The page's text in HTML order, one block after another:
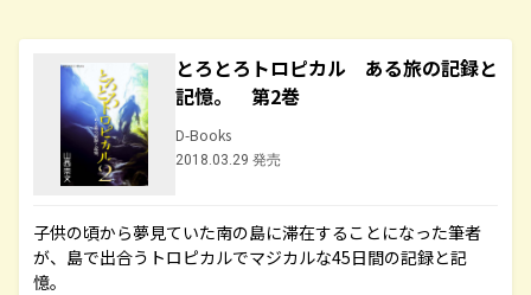
とろとろトロピカル ある旅の記録と
記憶。 第2巻
D-Books
2018.03.29 発売
子供の頃から夢見ていた南の島に滞在することになった筆者
が、島で出合うトロピカルでマジカルな45日間の記録と記
憶。